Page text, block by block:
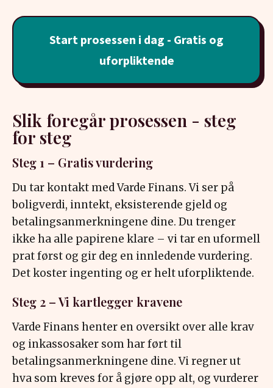
Start prosessen i dag - Gratis og
uforpliktende
Slik foregår prosessen - steg
for steg
Steg 1 – Gratis vurdering
Du tar kontakt med Varde Finans. Vi ser på
boligverdi, inntekt, eksisterende gjeld og
betalingsanmerkningene dine. Du trenger
ikke ha alle papirene klare – vi tar en uformell
prat først og gir deg en innledende vurdering.
Det koster ingenting og er helt uforpliktende.
Steg 2 – Vi kartlegger kravene
Varde Finans henter en oversikt over alle krav
og inkassosaker som har ført til
betalingsanmerkningene dine. Vi regner ut
hva som kreves for å gjøre opp alt, og vurderer